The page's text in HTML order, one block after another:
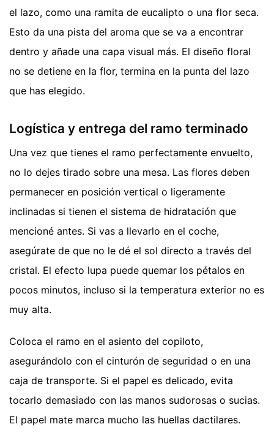
el lazo, como una ramita de eucalipto o una flor seca.
Esto da una pista del aroma que se va a encontrar
dentro y añade una capa visual más. El diseño floral
no se detiene en la flor, termina en la punta del lazo
que has elegido.
Logística y entrega del ramo terminado
Una vez que tienes el ramo perfectamente envuelto,
no lo dejes tirado sobre una mesa. Las flores deben
permanecer en posición vertical o ligeramente
inclinadas si tienen el sistema de hidratación que
mencioné antes. Si vas a llevarlo en el coche,
asegúrate de que no le dé el sol directo a través del
cristal. El efecto lupa puede quemar los pétalos en
pocos minutos, incluso si la temperatura exterior no es
muy alta.
Coloca el ramo en el asiento del copiloto,
asegurándolo con el cinturón de seguridad o en una
caja de transporte. Si el papel es delicado, evita
tocarlo demasiado con las manos sudorosas o sucias.
El papel mate marca mucho las huellas dactilares.